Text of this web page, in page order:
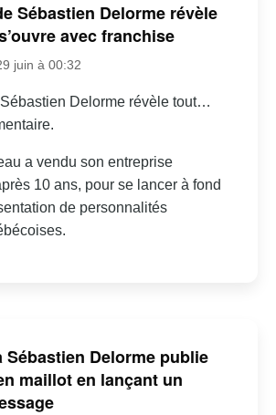
Sébastien Delorme révèle
avec franchise
juin à 00:32
Delorme révèle tout…
a vendu son entreprise
10 ans, pour se lancer à fond
de personnalités
Sébastien Delorme publie
maillot en lançant un